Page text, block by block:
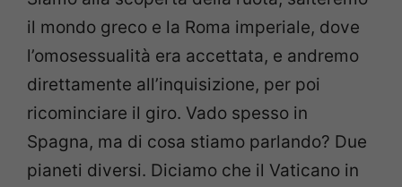
il mondo greco e la Roma imperiale, dove
l’omosessualità era accettata, e andremo
direttamente all’inquisizione, per poi
ricominciare il giro. Vado spesso in
Spagna, ma di cosa stiamo parlando? Due
pianeti diversi. Diciamo che il Vaticano in